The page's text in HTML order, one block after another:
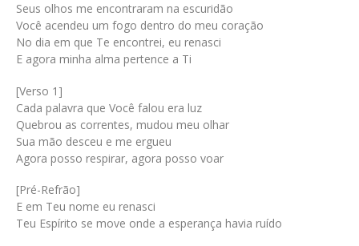
Seus olhos me encontraram na escuridão
Você acendeu um fogo dentro do meu coração
No dia em que Te encontrei, eu renasci
E agora minha alma pertence a Ti
[Verso 1]
Cada palavra que Você falou era luz
Quebrou as correntes, mudou meu olhar
Sua mão desceu e me ergueu
Agora posso respirar, agora posso voar
[Pré-Refrão]
E em Teu nome eu renasci
Teu Espírito se move onde a esperança havia ruído